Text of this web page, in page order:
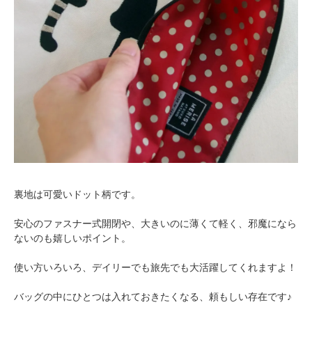
裏地は可愛いドット柄です。
安心のファスナー式開閉や、大きいのに薄くて軽く、邪魔になら
ないのも嬉しいポイント。
使い方いろいろ、デイリーでも旅先でも大活躍してくれますよ！
バッグの中にひとつは入れておきたくなる、頼もしい存在です♪